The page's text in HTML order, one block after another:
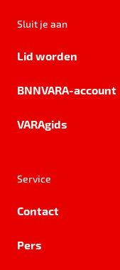
Sluit je aan
Lid worden
BNNVARA-account
VARAgids
Service
Contact
Pers